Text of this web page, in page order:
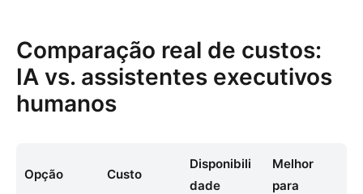
Comparação real de custos:
IA vs. assistentes executivos
humanos
Opção Custo
Disponibili
dade
Melhor
para